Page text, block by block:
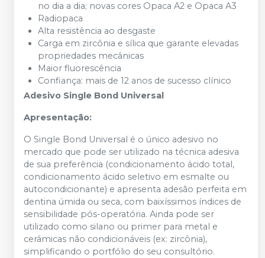
no dia a dia; novas cores Opaca A2 e Opaca A3
Radiopaca
Alta resistência ao desgaste
Carga em zircônia e sílica que garante elevadas
propriedades mecânicas
Maior fluorescência
Confiança: mais de 12 anos de sucesso clínico
Adesivo Single Bond Universal
Apresentação:
O Single Bond Universal é o único adesivo no
mercado que pode ser utilizado na técnica adesiva
de sua preferência (condicionamento ácido total,
condicionamento ácido seletivo em esmalte ou
autocondicionante) e apresenta adesão perfeita em
dentina úmida ou seca, com baixíssimos índices de
sensibilidade pós-operatória. Ainda pode ser
utilizado como silano ou primer para metal e
cerâmicas não condicionáveis (ex: zircônia),
simplificando o portfólio do seu consultório.